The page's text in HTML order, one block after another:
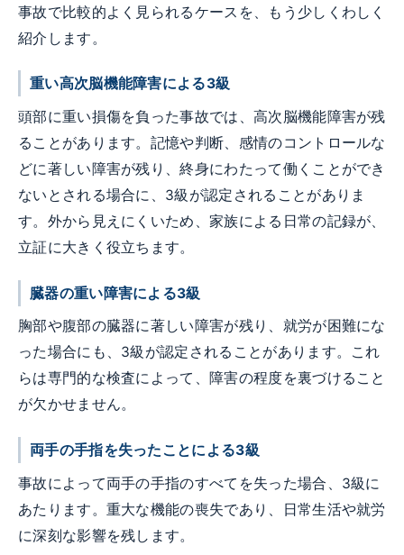
事故で比較的よく見られるケースを、もう少しくわしく
紹介します。
重い高次脳機能障害による3級
頭部に重い損傷を負った事故では、高次脳機能障害が残
ることがあります。記憶や判断、感情のコントロールな
どに著しい障害が残り、終身にわたって働くことができ
ないとされる場合に、3級が認定されることがありま
す。外から見えにくいため、家族による日常の記録が、
立証に大きく役立ちます。
臓器の重い障害による3級
胸部や腹部の臓器に著しい障害が残り、就労が困難にな
った場合にも、3級が認定されることがあります。これ
らは専門的な検査によって、障害の程度を裏づけること
が欠かせません。
両手の手指を失ったことによる3級
事故によって両手の手指のすべてを失った場合、3級に
あたります。重大な機能の喪失であり、日常生活や就労
に深刻な影響を残します。